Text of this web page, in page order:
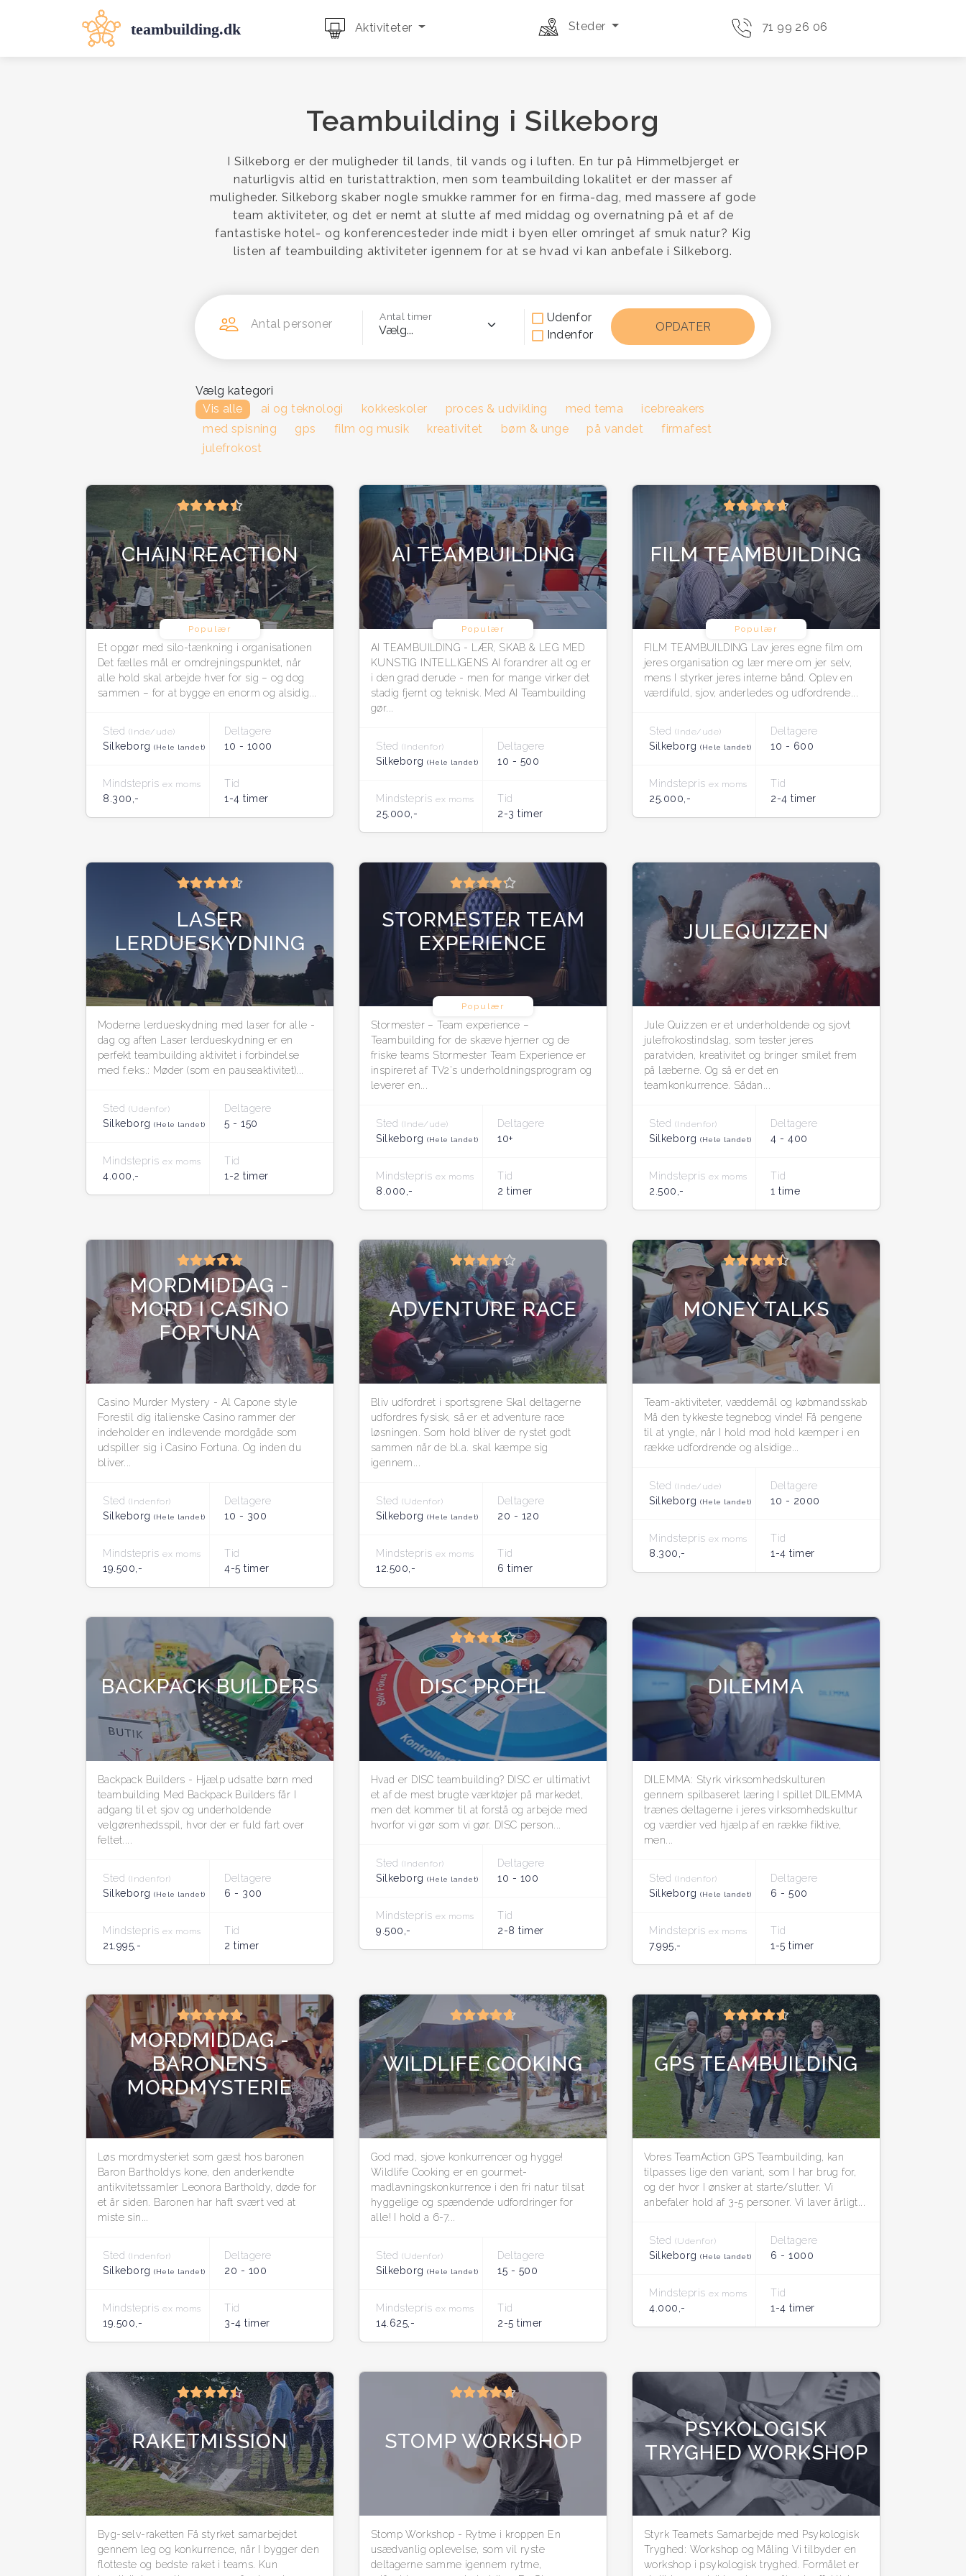
Aktiviteter Steder 71 99 26 06
Teambuilding i Silkeborg
I Silkeborg er der muligheder til lands, til vands og i luften. En tur på Himmelbjerget er
naturligvis altid en turistattraktion, men som teambuilding lokalitet er der masser af
muligheder. Silkeborg skaber nogle smukke rammer for en firma-dag, med massere af gode
team aktiviteter, og det er nemt at slutte af med middag og overnatning på et af de
fantastiske hotel- og konferencesteder inde midt i byen eller omringet af smuk natur? Kig
listen af teambuilding aktiviteter igennem for at se hvad vi kan anbefale i Silkeborg.
Antal personer
Antal timer
Udenfor
Indenfor
Vælg kategori
Vis alle
ai og teknologi kokkeskoler proces & udvikling med tema
icebreakers
med spisning
gps film og musik kreativitet børn & unge på vandet
firmafest
julefrokost
Populær
CHAIN REACTION
Et opgør med silo-tænkning i organisationen
Det fælles mål er omdrejningspunktet, når
alle hold skal arbejde hver for sig – og dog
sammen – for at bygge en enorm og alsidig...
Sted (Inde/ude)
Silkeborg (Hele landet)
Deltagere
10 - 1000
Mindstepris ex moms
8.300,-
Tid
1-4 timer
Populær
AI TEAMBUILDING
AI TEAMBUILDING - LÆR, SKAB & LEG MED
KUNSTIG INTELLIGENS AI forandrer alt og er
i den grad derude - men for mange virker det
stadig fjernt og teknisk. Med AI Teambuilding
gør...
Sted (Indenfor)
Silkeborg (Hele landet)
Deltagere
10 - 500
Mindstepris ex moms
25.000,-
Tid
2-3 timer
Populær
FILM TEAMBUILDING
FILM TEAMBUILDING Lav jeres egne film om
jeres organisation og lær mere om jer selv,
mens I styrker jeres interne bånd. Oplev en
værdifuld, sjov, anderledes og udfordrende...
Sted (Inde/ude)
Silkeborg (Hele landet)
Deltagere
10 - 600
Mindstepris ex moms
25.000,-
Tid
2-4 timer
LASER
LERDUESKYDNING
Moderne lerdueskydning med laser for alle -
dag og aften Laser lerdueskydning er en
perfekt teambuilding aktivitet i forbindelse
med f.eks.: Møder (som en pauseaktivitet)...
Sted (Udenfor)
Silkeborg (Hele landet)
Deltagere
5 - 150
Mindstepris ex moms
4.000,-
Tid
1-2 timer
Populær
STORMESTER TEAM
EXPERIENCE
Stormester – Team experience –
Teambuilding for de skæve hjerner og de
friske teams Stormester Team Experience er
inspireret af TV2's underholdningsprogram og
leverer en...
Sted (Inde/ude)
Silkeborg (Hele landet)
Deltagere
10+
Mindstepris ex moms
8.000,-
Tid
2 timer
JULEQUIZZEN
Jule Quizzen er et underholdende og sjovt
julefrokostindslag, som tester jeres
paratviden, kreativitet og bringer smilet frem
på læberne. Og så er det en
teamkonkurrence. Sådan...
Sted (Indenfor)
Silkeborg (Hele landet)
Deltagere
4 - 400
Mindstepris ex moms
2.500,-
Tid
1 time
MORDMIDDAG -
MORD I CASINO
FORTUNA
Casino Murder Mystery - Al Capone style
Forestil dig italienske Casino rammer der
indeholder en indlevende mordgåde som
udspiller sig i Casino Fortuna. Og inden du
bliver...
Sted (Indenfor)
Silkeborg (Hele landet)
Deltagere
10 - 300
Mindstepris ex moms
19.500,-
Tid
4-5 timer
ADVENTURE RACE
Bliv udfordret i sportsgrene Skal deltagerne
udfordres fysisk, så er et adventure race
løsningen. Som hold bliver de rystet godt
sammen når de bl.a. skal kæmpe sig
igennem...
Sted (Udenfor)
Silkeborg (Hele landet)
Deltagere
20 - 120
Mindstepris ex moms
12.500,-
Tid
6 timer
MONEY TALKS
Team-aktiviteter, væddemål og købmandsskab
Må den tykkeste tegnebog vinde! Få pengene
til at yngle, når I hold mod hold kæmper i en
række udfordrende og alsidige...
Sted (Inde/ude)
Silkeborg (Hele landet)
Deltagere
10 - 2000
Mindstepris ex moms
8.300,-
Tid
1-4 timer
BACKPACK BUILDERS
Backpack Builders - Hjælp udsatte børn med
teambuilding Med Backpack Builders får I
adgang til et sjov og underholdende
velgørenhedsspil, hvor der er fuld fart over
feltet....
Sted (Indenfor)
Silkeborg (Hele landet)
Deltagere
6 - 300
Mindstepris ex moms
21.995,-
Tid
2 timer
DISC PROFIL
Hvad er DISC teambuilding? DISC er ultimativt
et af de mest brugte værktøjer på markedet,
men det kommer til at forstå og arbejde med
hvorfor vi gør som vi gør. DISC person...
Sted (Indenfor)
Silkeborg (Hele landet)
Deltagere
10 - 100
Mindstepris ex moms
9.500,-
Tid
2-8 timer
DILEMMA
DILEMMA: Styrk virksomhedskulturen
gennem spilbaseret læring I spillet DILEMMA
trænes deltagerne i jeres virksomhedskultur
og værdier ved hjælp af en række fiktive,
men...
Sted (Indenfor)
Silkeborg (Hele landet)
Deltagere
6 - 500
Mindstepris ex moms
7.995,-
Tid
1-5 timer
MORDMIDDAG -
BARONENS
MORDMYSTERIE
Løs mordmysteriet som gæst hos baronen
Baron Bartholdys kone, den anderkendte
antikvitetssamler Leonora Bartholdy, døde for
et år siden. Baronen har haft svært ved at
miste sin...
Sted (Indenfor)
Silkeborg (Hele landet)
Deltagere
20 - 100
Mindstepris ex moms
19.500,-
Tid
3-4 timer
WILDLIFE COOKING
God mad, sjove konkurrencer og hygge!
Wildlife Cooking er en gourmet-
madlavningskonkurrence i den fri natur tilsat
hyggelige og spændende udfordringer for
alle! I hold a 6-7...
Sted (Udenfor)
Silkeborg (Hele landet)
Deltagere
15 - 500
Mindstepris ex moms
14.625,-
Tid
2-5 timer
GPS TEAMBUILDING
Vores TeamAction GPS Teambuilding, kan
tilpasses lige den variant, som I har brug for,
og der hvor I ønsker at starte/slutter. Vi
anbefaler hold af 3-5 personer. Vi laver årligt...
Sted (Udenfor)
Silkeborg (Hele landet)
Deltagere
6 - 1000
Mindstepris ex moms
4.000,-
Tid
1-4 timer
RAKETMISSION
Byg-selv-raketten Få styrket samarbejdet
gennem leg og konkurrence, når I bygger den
flotteste og bedste raket i teams. Kun
STOMP WORKSHOP
Stomp Workshop - Rytme i kroppen En
usædvanlig oplevelse, som vil ryste
deltagerne samme igennem rytme,
PSYKOLOGISK
TRYGHED WORKSHOP
Styrk Teamets Samarbejde med Psykologisk
Tryghed: Workshop og Måling Vi tilbyder en
workshop i psykologisk tryghed. Formålet er